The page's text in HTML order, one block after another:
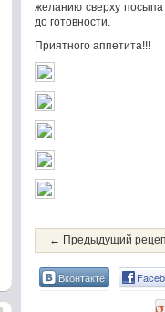
желанию сверху
до готовности.
Приятного аппетита!!!
← Предыдущий
Вконтакте